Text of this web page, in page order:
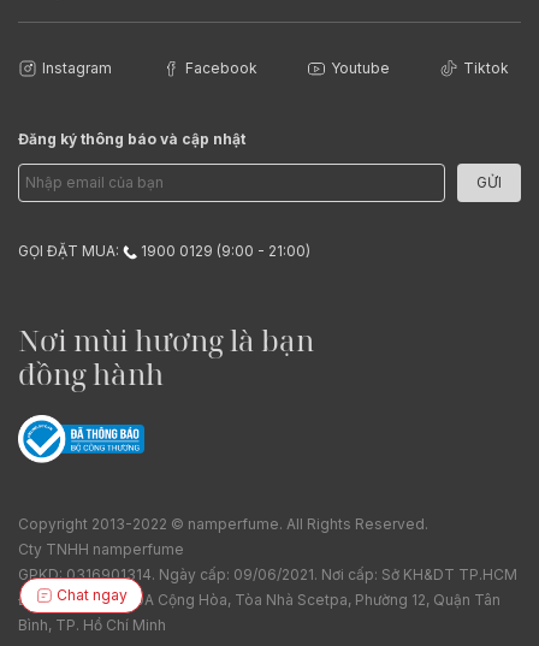
Instagram Facebook Youtube Tiktok
Đăng ký thông báo và cập nhật
GỬI
GỌI ĐẶT MUA: 1900 0129 (9:00 - 21:00)
Nơi mùi hương là bạn
đồng hành
Copyright 2013-2022 © namperfume. All Rights Reserved.
Cty TNHH namperfume
GPKD: 0316901314. Ngày cấp: 09/06/2021. Nơi cấp: Sở KH&DT TP.HCM
Địa chỉ: Tầng 7, 19A Cộng Hòa, Tòa Nhà Scetpa, Phường 12, Quận Tân
Bình, TP. Hồ Chí Minh
Chat ngay